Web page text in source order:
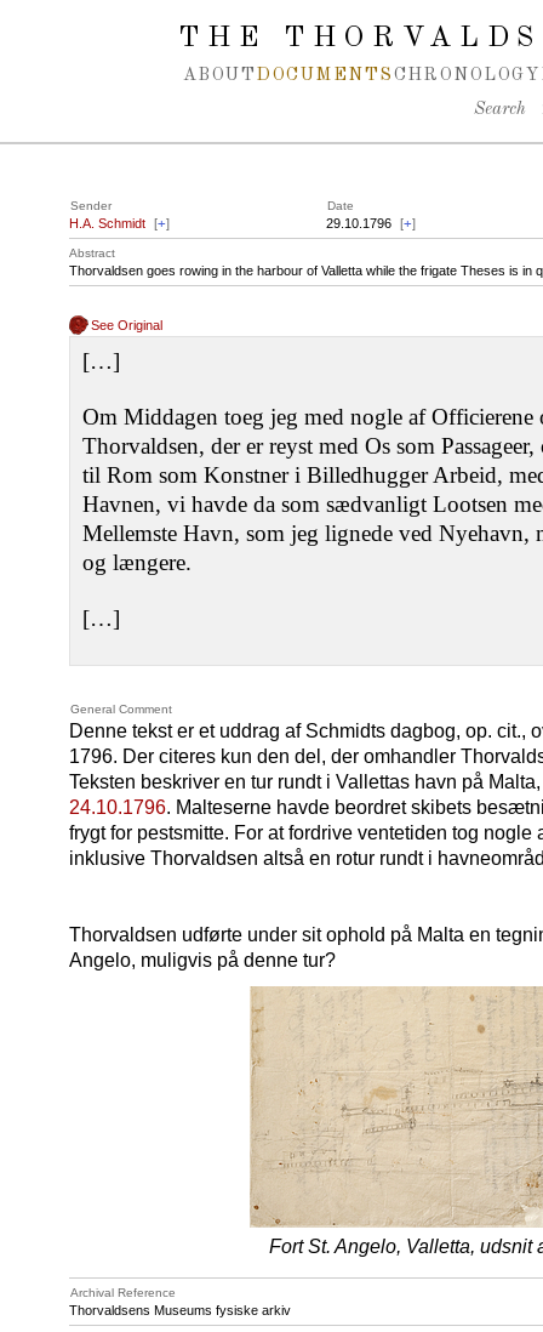
Spring navigation over
THE
ABOUT DOCUMENTS CHRONOLOGY
Search
Sender Date
H.A. Schmidt [+] 29.10.1796 [+]
Abstract
Thorvaldsen goes rowing in the harbour of Valletta while the frigate Theses is in
See Original
[…]
Om Middagen toeg jeg med nogle af
Thorvaldsen, der er reyst med Os som
til Rom som Konstner i Billedhugger Arbeid,
Havnen, vi havde da som sædvanligt Lootsen
Mellemste Havn, som jeg lignede ved Nyehavn,
og længere.
[…]
General Comment
Denne tekst er et uddrag af Schmidts dagbog, op. cit.,
1796. Der citeres kun den del, der omhandler
Teksten beskriver en tur rundt i Vallettas havn på
24.10.1796. Malteserne havde beordret skibets
frygt for pestsmitte. For at fordrive ventetiden tog
inklusive Thorvaldsen altså en rotur rundt i
Thorvaldsen udførte under sit ophold på Malta en
Angelo, muligvis på denne tur?
Fort St. Angelo, Valletta, udsnit
Archival Reference
Thorvaldsens Museums fysiske arkiv